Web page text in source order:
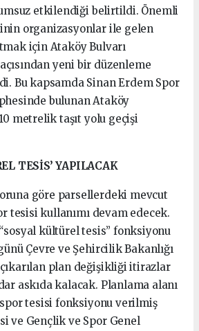
etkilendiği belirtildi. Önemli
organizasyonlar ile gelen
için Ataköy Bulvarı
yeni bir düzenleme
Bu kapsamda Sinan Erdem Spor
bulunan Ataköy
metrelik taşıt yolu geçişi
TESİS’ YAPILACAK
göre parsellerdeki mevcut
tesisi kullanımı devam edecek.
kültürel tesis” fonksiyonu
Çevre ve Şehircilik Bakanlığı
plan değişikliği itirazlar
askıda kalacak. Planlama alanı
tesisi fonksiyonu verilmiş
ve Gençlik ve Spor Genel